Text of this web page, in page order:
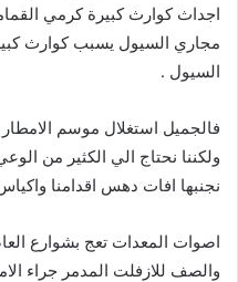
اجداث كوارث كبيرة كرمي
مجاري السيول يسبب كوارث
السيول .
فالجميل استغلال موسم
ولكننا نحتاج الي الكثير من
نجنبها افات دهس اقدامنا
اصوات المعدات تعج بشوارع
والصف للازفلت المدمر جراء